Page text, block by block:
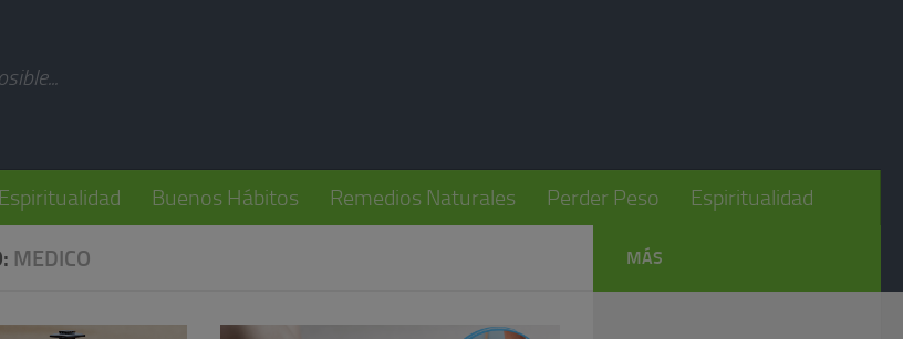
Espiritualidad Buenos Hábitos Remedios Naturales Perder Peso Espiritualidad
MEDICO MÁS